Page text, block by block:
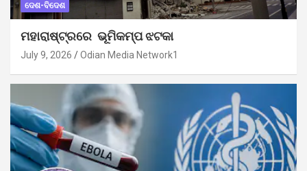
ଦେଶ-ବିଦେଶ
ମହାରାଷ୍ଟ୍ରରେ ଭୂମିକମ୍ପ ଝଟକା
July 9, 2026 Odian Media Network1